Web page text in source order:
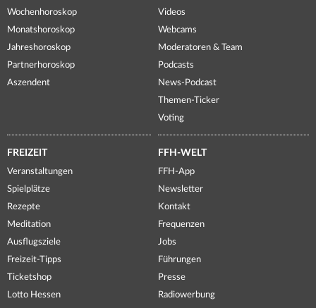
Wochenhoroskop
Monatshoroskop
Jahreshoroskop
Partnerhoroskop
Aszendent
Videos
Webcams
Moderatoren & Team
Podcasts
News-Podcast
Themen-Ticker
Voting
FREIZEIT
Veranstaltungen
Spielplätze
Rezepte
Meditation
Ausflugsziele
Freizeit-Tipps
Ticketshop
Lotto Hessen
FFH-WELT
FFH-App
Newsletter
Kontakt
Frequenzen
Jobs
Führungen
Presse
Radiowerbung